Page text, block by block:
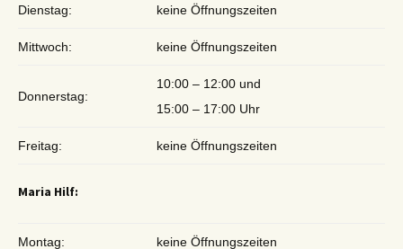
Dienstag: keine Öffnungszeiten
Mittwoch: keine Öffnungszeiten
Donnerstag:
10:00 – 12:00 und
15:00 – 17:00 Uhr
Freitag: keine Öffnungszeiten
Maria Hilf:
Montag: keine Öffnungszeiten